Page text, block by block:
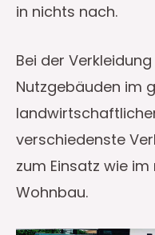
in nichts nach.
Bei der
Nutzgebäuden im
verschiedenste
zum Einsatz wie
Wohnbau.